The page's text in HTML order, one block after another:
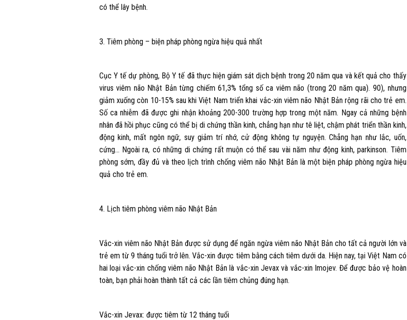
có thể lây bệnh.
3. Tiêm phòng – biện pháp phòng ngừa hiệu quả nhất
Cục Y tế dự phòng, Bộ Y tế đã thực hiện giám sát dịch bệnh trong 20 năm qua và kết quả cho thấy
virus viêm não Nhật Bản từng chiếm 61,3% tổng số ca viêm não (trong 20 năm qua). 90), nhưng
giảm xuống còn 10-15% sau khi Việt Nam triển khai vắc-xin viêm não Nhật Bản rộng rãi cho trẻ em.
Số ca nhiễm đã được ghi nhận khoảng 200-300 trường hợp trong một năm. Ngay cả những bệnh
nhân đã hồi phục cũng có thể bị di chứng thần kinh, chẳng hạn như tê liệt, chậm phát triển thần kinh,
động kinh, mất ngôn ngữ, suy giảm trí nhớ, cử động không tự nguyện. Chẳng hạn như lắc, uốn,
cứng… Ngoài ra, có những di chứng rất muộn có thể sau vài năm như động kinh, parkinson. Tiêm
phòng sớm, đầy đủ và theo lịch trình chống viêm não Nhật Bản là một biện pháp phòng ngừa hiệu
quả cho trẻ em.
4. Lịch tiêm phòng viêm não Nhật Bản
Vắc-xin viêm não Nhật Bản được sử dụng để ngăn ngừa viêm não Nhật Bản cho tất cả người lớn và
trẻ em từ 9 tháng tuổi trở lên. Vắc-xin được tiêm bằng cách tiêm dưới da. Hiện nay, tại Việt Nam có
hai loại vắc-xin chống viêm não Nhật Bản là vắc-xin Jevax và vắc-xin Imojev. Để được bảo vệ hoàn
toàn, bạn phải hoàn thành tất cả các lần tiêm chủng đúng hạn.
Vắc-xin Jevax: được tiêm từ 12 tháng tuổi